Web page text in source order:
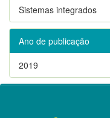
Sistemas integrados
Ano de publicação
2019